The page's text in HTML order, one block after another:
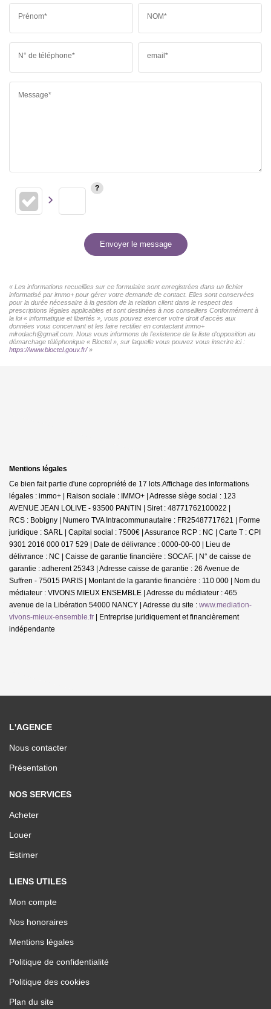
Prénom* NOM*
N° de téléphone* email*
Message*
Envoyer le message
« Les informations recueillies sur ce formulaire sont enregistrées dans un fichier
informatisé par immo+ pour gérer votre demande de contact. Elles sont conservées
pour la durée nécessaire à la gestion de la relation client dans le respect des
prescriptions légales applicables et sont destinées à nos conseillers Conformément à
la loi « informatique et libertés », vous pouvez exercer votre droit d'accès aux
données vous concernant et les faire rectifier en contactant immo+
mlrodach@gmail.com. Nous vous informons de l'existence de la liste d'opposition au
démarchage téléphonique « Bloctel », sur laquelle vous pouvez vous inscrire ici :
https://www.bloctel.gouv.fr/»
Mentions légales
Ce bien fait partie d'une copropriété de 17 lots.Affichage des informations
légales : immo+ | Raison sociale : IMMO+ | Adresse siège social : 123
AVENUE JEAN LOLIVE - 93500 PANTIN | Siret : 48771762100022 |
RCS : Bobigny | Numero TVA Intracommunautaire : FR25487717621 | Forme
juridique : SARL | Capital social : 7500€ | Assurance RCP : NC | Carte T : CPI
9301 2016 000 017 529 | Date de délivrance : 0000-00-00 | Lieu de
délivrance : NC | Caisse de garantie financière : SOCAF. | N° de caisse de
garantie : adherent 25343 | Adresse caisse de garantie : 26 Avenue de
Suffren - 75015 PARIS | Montant de la garantie financière : 110 000 | Nom du
médiateur : VIVONS MIEUX ENSEMBLE | Adresse du médiateur : 465
avenue de la Libération 54000 NANCY | Adresse du site : www.mediation-
vivons-mieux-ensemble.fr | Entreprise juridiquement et financièrement
indépendante
L'AGENCE
Nous contacter
Présentation
NOS SERVICES
Acheter
Louer
Estimer
LIENS UTILES
Mon compte
Nos honoraires
Mentions légales
Politique de confidentialité
Politique des cookies
Plan du site